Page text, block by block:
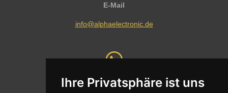
Ihre Privatsphäre ist uns
E-Mail
info@alphaelectronic.de
Whatsapp